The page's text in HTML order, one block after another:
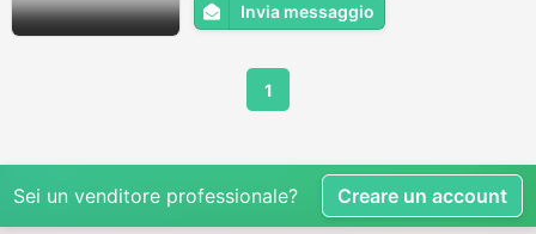
Invia messaggio
1
Sei un venditore professionale? Creare un account